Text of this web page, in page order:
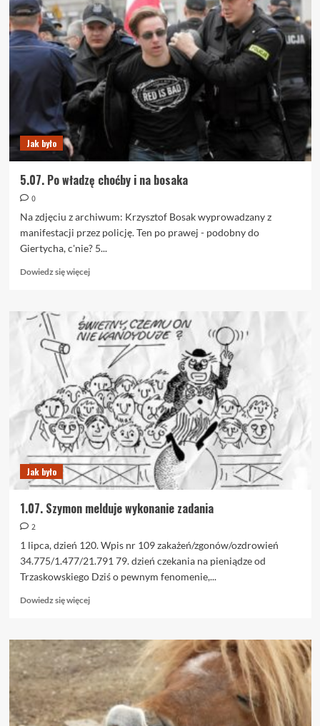
Tratatata,
znów
debata
Jak było
5.07. Po władzę choćby i na bosaka
0
Na zdjęciu z archiwum: Krzysztof Bosak wyprowadzany z
manifestacji przez policję. Ten po prawej - podobny do
Giertycha, c'nie? 5...
Dowiedz się więcejDowiedz
5.07.
Po
władzę
choćby
i
na
bosaka
Jak było
1.07. Szymon melduje wykonanie zadania
2
1 lipca, dzień 120. Wpis nr 109 zakażeń/zgonów/ozdrowień
34.775/1.477/21.791 79. dzień czekania na pieniądze od
Trzaskowskiego Dziś o pewnym fenomenie,...
Dowiedz się więcejDowiedz
o
1.07.
Szymon
melduje
wykonanie
zadania